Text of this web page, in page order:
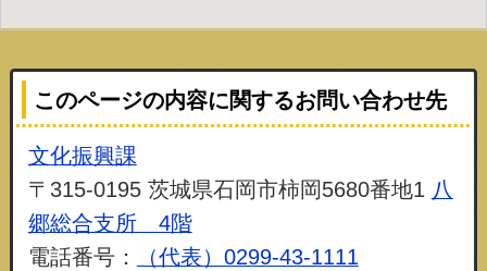
このページの内容に関するお問い合わせ先
文化振興課
〒315-0195 茨城県石岡市柿岡5680番地1 八
郷総合支所 4階
電話番号：
（代表）0299-43-1111